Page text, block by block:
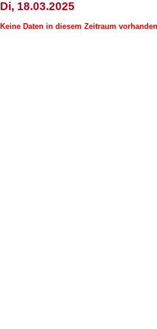
Di, 18.03.2025
Keine Daten in diesem Zeitraum